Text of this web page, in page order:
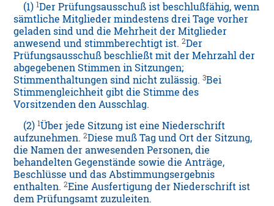
(1)1Der Prüfungsausschuß ist beschlußfähig, wenn
sämtliche Mitglieder mindestens drei Tage vorher
geladen sind und die Mehrheit der Mitglieder
anwesend und stimmberechtigt ist.2Der
Prüfungsausschuß beschließt mit der Mehrzahl der
abgegebenen Stimmen in Sitzungen;
Stimmenthaltungen sind nicht zulässig.3Bei
Stimmengleichheit gibt die Stimme des
Vorsitzenden den Ausschlag.
(2)1Über jede Sitzung ist eine Niederschrift
aufzunehmen.2Diese muß Tag und Ort der Sitzung,
die Namen der anwesenden Personen, die
behandelten Gegenstände sowie die Anträge,
Beschlüsse und das Abstimmungsergebnis
enthalten.2Eine Ausfertigung der Niederschrift ist
dem Prüfungsamt zuzuleiten.